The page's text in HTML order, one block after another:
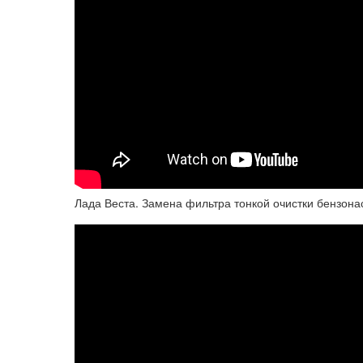
Лада Веста. Замена фильтра тонкой очистки